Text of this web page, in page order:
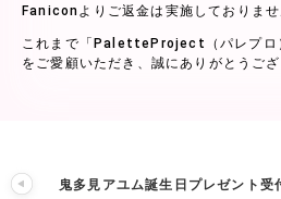
Faniconよりご返金は実施しておりませ
これまで「PaletteProject（パレプロ
をご愛顧いただき、誠にありがとうござ
鬼多見アユム誕生日プレゼント受